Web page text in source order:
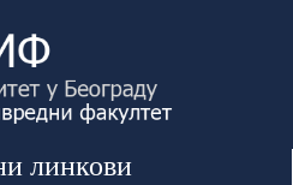
линкови